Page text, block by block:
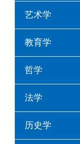
艺术学
教育学
哲学
法学
历史学